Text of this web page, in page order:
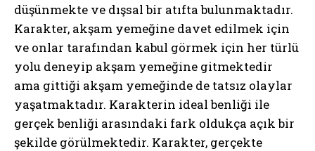
düşünmekte ve dışsal bir atıfta bulunmaktadır.
Karakter, akşam yemeğine davet edilmek için
ve onlar tarafından kabul görmek için her türlü
yolu deneyip akşam yemeğine gitmektedir
ama gittiği akşam yemeğinde de tatsız olaylar
yaşatmaktadır. Karakterin ideal benliği ile
gerçek benliği arasındaki fark oldukça açık bir
şekilde görülmektedir. Karakter, gerçekte